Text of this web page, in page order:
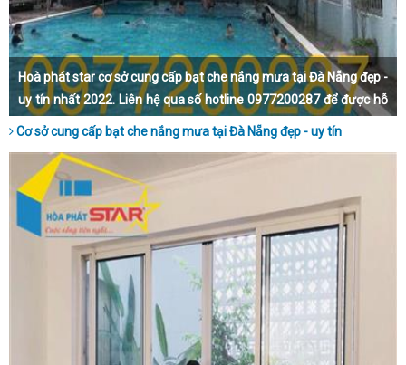
Hoà phát star cơ sở cung cấp bạt che nắng mưa tại Đà Nẵng đẹp -
uy tín nhất 2022. Liên hệ qua số hotline 0977200287 để được hỗ
trợ trực tiếp và tận tình nhất nhé.
Cơ sở cung cấp bạt che nắng mưa tại Đà Nẵng đẹp - uy tín